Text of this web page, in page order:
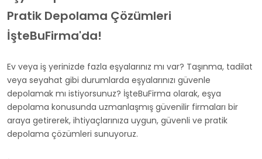
Pratik Depolama Çözümleri
İşteBuFirma'da!
Ev veya iş yerinizde fazla eşyalarınız mı var? Taşınma, tadilat
veya seyahat gibi durumlarda eşyalarınızı güvenle
depolamak mı istiyorsunuz? İşteBuFirma olarak, eşya
depolama konusunda uzmanlaşmış güvenilir firmaları bir
araya getirerek, ihtiyaçlarınıza uygun, güvenli ve pratik
depolama çözümleri sunuyoruz.